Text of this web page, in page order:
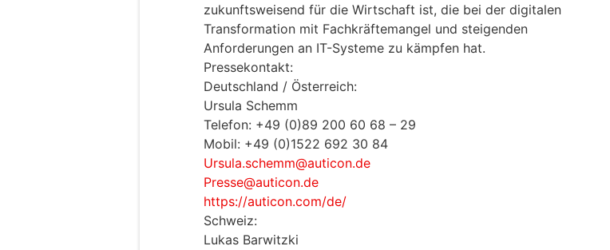
zukunftsweisend für die Wirtschaft ist, die bei der digitalen
Transformation mit Fachkräftemangel und steigenden
Anforderungen an IT-Systeme zu kämpfen hat.
Pressekontakt:
Deutschland / Österreich:
Ursula Schemm
Telefon: +49 (0)89 200 60 68 – 29
Mobil: +49 (0)1522 692 30 84
Ursula.schemm@auticon.de
Presse@auticon.de
https://auticon.com/de/
Schweiz:
Lukas Barwitzki